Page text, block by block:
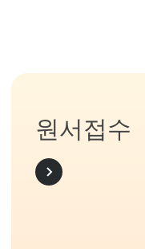
원서접수
MORE